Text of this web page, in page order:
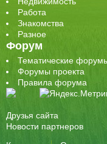
Работа
Знакомства
Разное
Форум
Тематические
Форумы проекта
Правила форума
Друзья сайта
Новости партнеров